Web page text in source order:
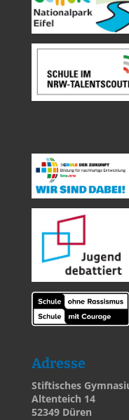
Adresse
Stiftisches
Altenteich 14
52349 Düren